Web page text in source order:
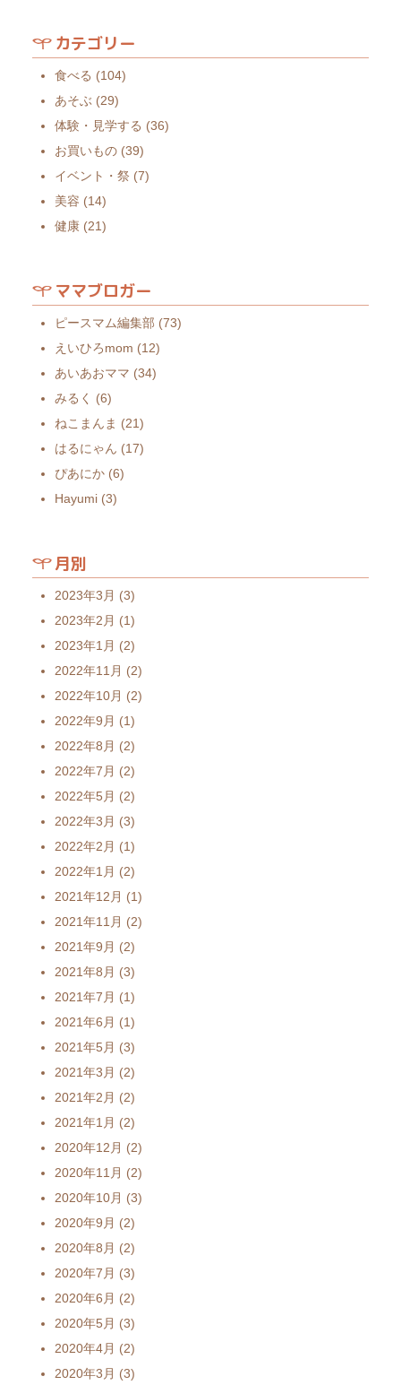
カテゴリー
食べる (104)
あそぶ(29)
体験・見学する (36)
お買いもの(39)
イベント・祭 (7)
美容 (14)
健康(21)
ママブロガー
ピースマム編集部 (73)
えいひろmom (12)
あいあおママ (34)
みるく
(6)
ねこまんま (21)
はるにゃん (17)
ぴあにか(6)
Hayumi(3)
月別
2023年3月 (3)
2023年2月 (1)
2023年1月 (2)
2022年11月 (2)
2022年10月 (2)
2022年9月 (1)
2022年8月 (2)
2022年7月 (2)
2022年5月 (2)
2022年3月 (3)
2022年2月 (1)
2022年1月 (2)
2021年12月 (1)
2021年11月 (2)
2021年9月 (2)
2021年8月 (3)
2021年7月 (1)
2021年6月 (1)
2021年5月 (3)
2021年3月 (2)
2021年2月 (2)
2021年1月 (2)
2020年12月 (2)
2020年11月 (2)
2020年10月 (3)
2020年9月 (2)
2020年8月 (2)
2020年7月 (3)
2020年6月 (2)
2020年5月 (3)
2020年4月 (2)
2020年3月 (3)